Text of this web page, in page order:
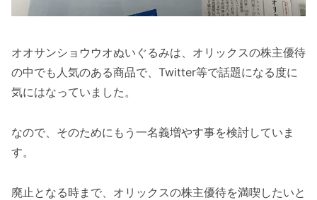
オオサンショウウオぬいぐるみは、オリックスの株主優待
の中でも人気のある商品で、Twitter等で話題になる度に
気にはなっていました。
なので、そのためにもう一名義増やす事を検討していま
す。
廃止となる時まで、オリックスの株主優待を満喫したいと